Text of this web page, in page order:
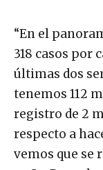
“En el
318 casos por
últimas dos
tenemos 112
registro de 2
respecto a
vemos que se